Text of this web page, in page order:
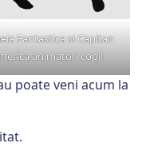
Fantastica si Capitan
animatori copii
poate veni acum la